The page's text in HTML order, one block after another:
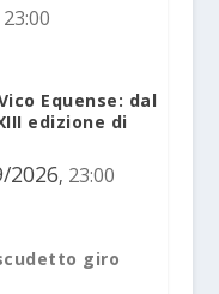
23:00
Equense: dal
edizione di
2026, 23:00
giro